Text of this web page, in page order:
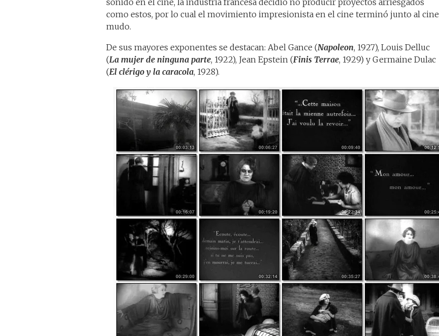
como estos, por lo cual el movimiento impresionista en el cine terminó junto al cine
mudo.
De sus mayores exponentes se destacan: Abel Gance (Napoleon, 1927), Louis Delluc
(La mujer de ninguna parte, 1922), Jean Epstein (Finis Terrae, 1929) y Germaine Dulac
(El clérigo y la caracola, 1928).